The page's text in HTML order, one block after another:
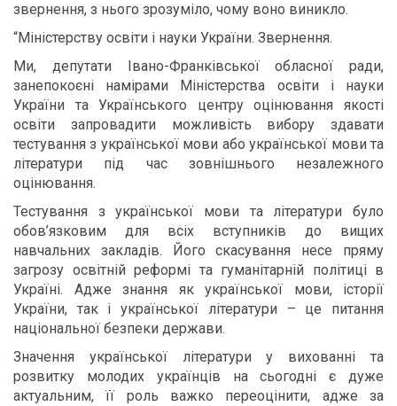
звернення, з нього зрозуміло, чому воно виникло.
“Міністерству освіти і науки України. Звернення.
Ми, депутати Івано-Франківської обласної ради,
занепокоєні намірами Міністерства освіти і науки
України та Українського центру оцінювання якості
освіти запровадити можливість вибору здавати
тестування з української мови або української мови та
літератури під час зовнішнього незалежного
оцінювання.
Тестування з української мови та літератури було
обов’язковим для всіх вступників до вищих
навчальних закладів. Його скасування несе пряму
загрозу освітній реформі та гуманітарній політиці в
Україні. Адже знання як української мови, історії
України, так і української літератури – це питання
національної безпеки держави.
Значення української літератури у вихованні та
розвитку молодих українців на сьогодні є дуже
актуальним, її роль важко переоцінити, адже за